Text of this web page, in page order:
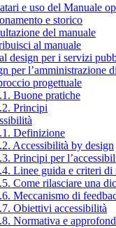
e uso del Manuale
e storico
del manuale
al manuale
design per i servizi
per l’amministrazione
progettuale
Buone pratiche
Principi
Definizione
Accessibilità by design
Principi per
Linee guida e criteri di
Come rilasciare una
Meccanismo di
Obiettivi accessibilità
Normativa e